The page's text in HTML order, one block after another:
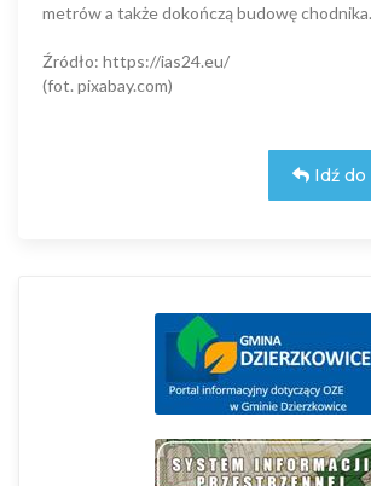
metrów a także dokończą budowę chodnika.
Źródło: https://ias24.eu/
(fot. pixabay.com)
Idź